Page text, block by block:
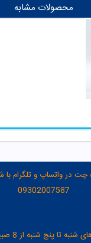
محصولات مشابه
09302007587